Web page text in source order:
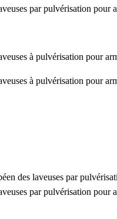
par pulvérisation
à pulvérisation pour
à pulvérisation pour
des laveuses par
par pulvérisation